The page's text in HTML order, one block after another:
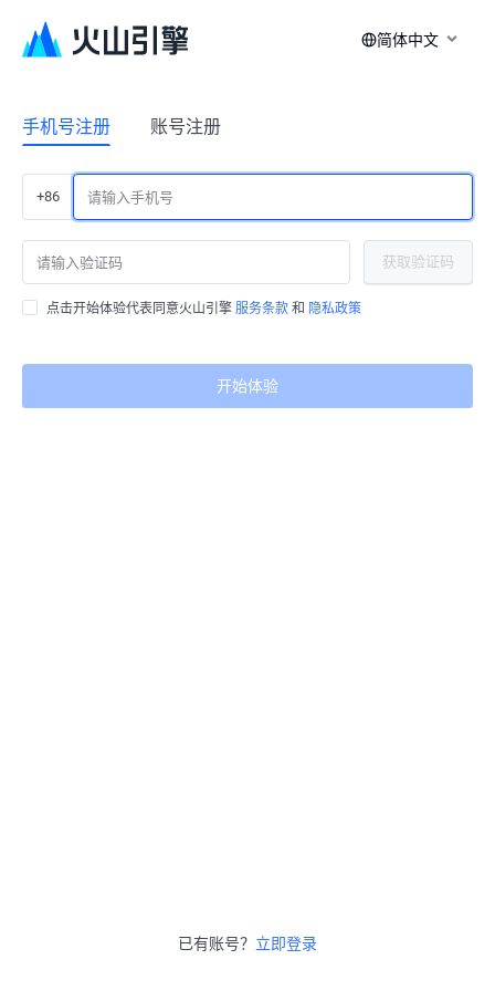
简体中文
手机号注册 账号注册
+86
获取验证码
点击开始体验代表同意火山引擎 服务条款 和 隐私政策
开始体验
已有账号？ 立即登录